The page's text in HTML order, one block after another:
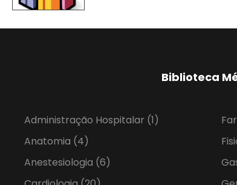
Biblioteca
Administração Hospitalar (1)
Anatomia (4)
Anestesiologia (6)